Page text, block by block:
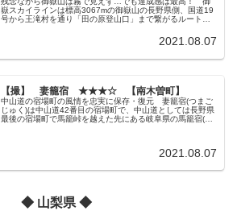
嶽スカイラインは標高3067mの御嶽山の長野県側、国道19
号から王滝村を通り「田の原登山口」まで繋がるルートで
2021.08.07
【撮】 妻籠宿 ★★★☆ 【南木曽町】
中山道の宿場町の風情を忠実に保存・復元 妻籠宿(つまご
じゅく)は中山道42番目の宿場町で、中山道としては長野県
最後の宿場町で馬籠峠を越えた先にある岐阜県の馬籠宿(ま
2021.08.07
◆ 山梨県 ◆